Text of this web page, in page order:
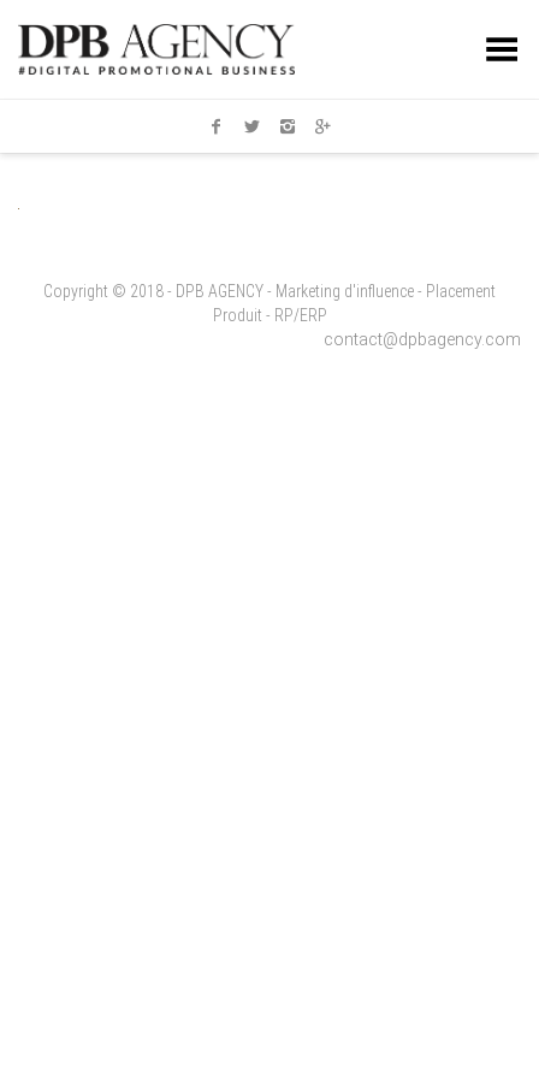
Toggle Menu
Copyright © 2018 - DPB AGENCY - Marketing d'influence - Placement
Produit - RP/ERP
contact@dpbagency.com